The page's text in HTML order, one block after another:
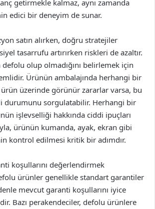
getirmekle kalmaz, aynı zamanda
edici bir deneyim de sunar.
satın alırken, doğru stratejiler
tasarrufu artırırken riskleri de azaltır.
olup olmadığını belirlemek için
Ürünün ambalajında herhangi bir
ürün üzerinde görünür zararlar varsa, bu
durumunu sorgulatabilir. Herhangi bir
işlevselliği hakkında ciddi ipuçları
ürünün kumanda, ayak, ekran gibi
kontrol edilmesi kritik bir adımdır.
koşullarını değerlendirmek
ürünler genellikle standart garantiler
mevcut garanti koşullarını iyice
Bazı perakendeciler, defolu ürünlere